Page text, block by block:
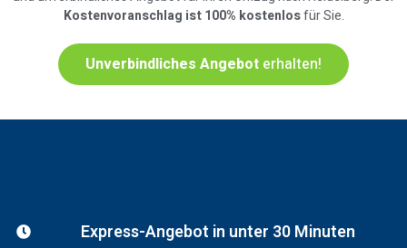
Kostenvoranschlag ist 100% kostenlosfür Sie.
Unverbindliches Angebot erhalten!
Express-Angebot in unter 30 Minuten